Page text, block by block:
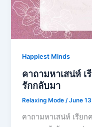
Happiest Minds
คาถามหาเสน่ห์
รักกลับมา
Relaxing Mode/June
คาถามหาเสน่ห์ เรีย